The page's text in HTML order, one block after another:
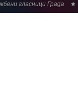
гласници Града